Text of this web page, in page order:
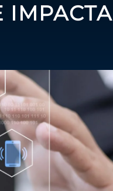
IMPACTA